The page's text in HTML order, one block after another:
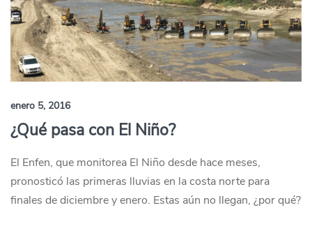
enero 5, 2016
¿Qué pasa con El Niño?
El Enfen, que monitorea El Niño desde hace meses,
pronosticó las primeras lluvias en la costa norte para
finales de diciembre y enero. Estas aún no llegan, ¿por qué?